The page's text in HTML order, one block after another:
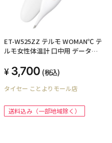
ET-W525ZZ テルモ WOMAN℃ テ
ルモ女性体温計 口中用 データ送
3,700 (税込)
タイセー ことよりモール店
送料込み（一部地域除く）